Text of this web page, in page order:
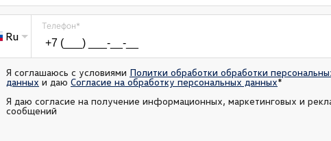
Ru
Телефон*
Я соглашаюсь с условиями Политки обработки обработки
данных и даю Согласие на обработку персональных данных*
Я даю согласие на получение информационных, маркетинговых и
сообщений